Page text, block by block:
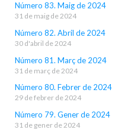
Número 83. Maig de 2024
31 de maig de 2024
Número 82. Abril de 2024
30 d'abril de 2024
Número 81. Març de 2024
31 de març de 2024
Número 80. Febrer de 2024
29 de febrer de 2024
Número 79. Gener de 2024
31 de gener de 2024